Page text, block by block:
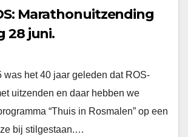
Marathonuitzending
28 juni.
was het 40 jaar geleden dat ROS-
uitzenden en daar hebben we
“Thuis in Rosmalen” op een
bij stilgestaan.…